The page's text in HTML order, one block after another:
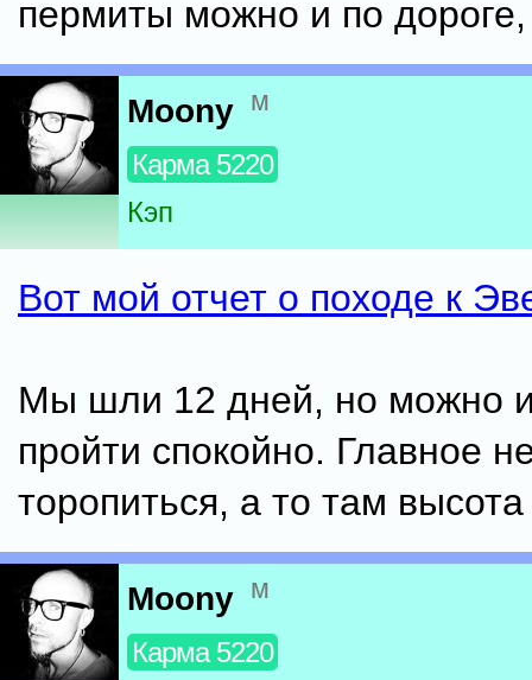
пермиты можно и по
Moony м
Карма 5220
Кэп
Вот мой отчет о походе к
Мы шли 12 дней, но можно
пройти спокойно. Главное
торопиться, а то там
Moony м
Карма 5220